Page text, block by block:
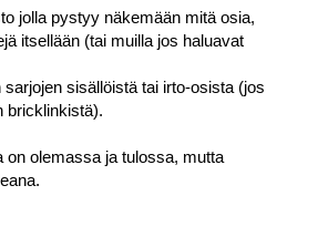
jolla pystyy näkemään mitä osia,
itsellään (tai muilla jos haluavat
sisällöistä tai irto-osista (jos
bricklinkistä).
on olemassa ja tulossa, mutta